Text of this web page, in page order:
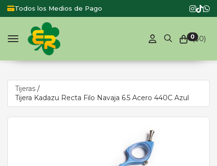
los Medios de Pago Productos
0($0)
Toggle navigation
Tijeras /
Tijera Kadazu Recta Filo Navaja 6.5 Acero 440C Azul